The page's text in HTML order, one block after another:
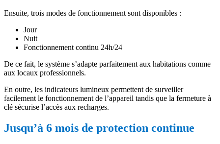
Ensuite, trois modes de fonctionnement sont disponibles :
Jour
Nuit
Fonctionnement continu 24h/24
De ce fait, le système s’adapte parfaitement aux habitations comme
aux locaux professionnels.
En outre, les indicateurs lumineux permettent de surveiller
facilement le fonctionnement de l’appareil tandis que la fermeture à
clé sécurise l’accès aux recharges.
Jusqu’à 6 mois de protection continue